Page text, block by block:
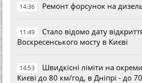
14:36 Ремонт форсунок на
11:49
Стало відомо дату
Воскресенського мосту в Києві
14:53
Швидкісні ліміти на
Києві до 80 км/год, в Дніпрі - до 70